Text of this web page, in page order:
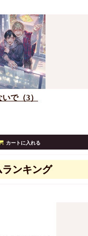
で（3）
カートに入れる
ランキング